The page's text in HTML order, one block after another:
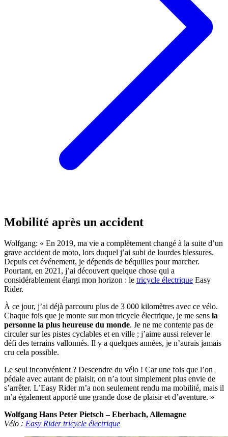
Mobilité après un accident
Wolfgang: « En 2019, ma vie a complètement changé à la suite d’un
grave accident de moto, lors duquel j’ai subi de lourdes blessures.
Depuis cet événement, je dépends de béquilles pour marcher.
Pourtant, en 2021, j’ai découvert quelque chose qui a
considérablement élargi mon horizon : le tricycle électrique Easy
Rider.
À ce jour, j’ai déjà parcouru plus de 3 000 kilomètres avec ce vélo.
Chaque fois que je monte sur mon tricycle électrique, je me sens la
personne la plus heureuse du monde. Je ne me contente pas de
circuler sur les pistes cyclables et en ville ; j’aime aussi relever le
défi des terrains vallonnés. Il y a quelques années, je n’aurais jamais
cru cela possible.
Le seul inconvénient ? Descendre du vélo ! Car une fois que l’on
pédale avec autant de plaisir, on n’a tout simplement plus envie de
s’arrêter. L’Easy Rider m’a non seulement rendu ma mobilité, mais il
m’a également apporté une grande dose de plaisir et d’aventure. »
Wolfgang Hans Peter Pietsch – Eberbach, Allemagne
Vélo : Easy Rider tricycle électrique